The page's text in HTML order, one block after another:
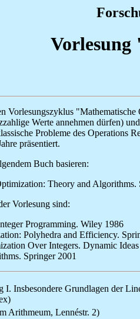
Vorlesungszyklus
Werte annehmen dürfen)
Probleme des Operations
präsentiert.
Buch basieren:
Theory and
Vorlesung sind:
Programming. Wiley 1986
Polyhedra and Efficiency.
Over Integers. Dynamic
Springer 2001
I. Insbesondere Grundlagen der
Arithmeum, Lennéstr. 2)